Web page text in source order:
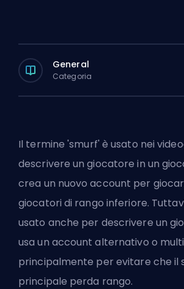
General
Categoria
Il termine 'smurf' è usato nei
descrivere un giocatore in un
crea un nuovo account per
giocatori di rango inferiore.
usato anche per descrivere un
usa un account alternativo o
principalmente per evitare che il
principale perda rango.